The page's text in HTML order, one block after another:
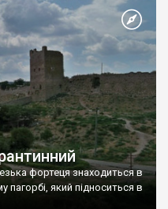
фортеця знаходиться в
пагорбі, який підноситься в